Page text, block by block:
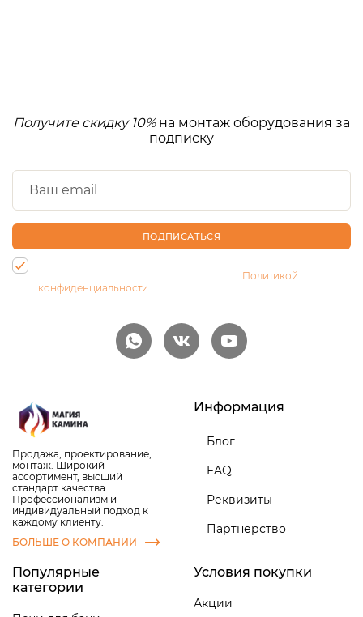
Получите скидку 10%на монтаж оборудования за
подписку
ПОДПИСАТЬСЯ
Политикой
конфиденциальности
Продажа, проектирование,
монтаж. Широкий
ассортимент, высший
стандарт качества.
Профессионализм и
индивидуальный подход к
каждому клиенту.
БОЛЬШЕ О КОМПАНИИ
Информация
Блог
FAQ
Реквизиты
Партнерство
Популярные
категории
Условия покупки
Акции